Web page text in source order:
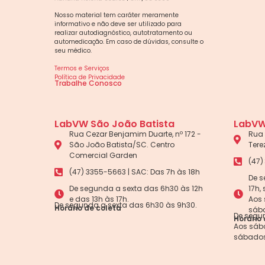
Nosso material tem caráter meramente
informativo e não deve ser utilizado para
realizar autodiagnóstico, autotratamento ou
automedicação. Em caso de dúvidas, consulte o
seu médico.
Termos e Serviços
Política de Privacidade
Trabalhe Conosco
LabVW São João Batista
Rua Cezar Benjamim Duarte, nº 172 -
São João Batista/SC. Centro
Comercial Garden
(47) 3355-5663 | SAC: Das 7h às 18h
De segunda a sexta das 6h30 às 12h
e das 13h às 17h.
Horário de coleta
De segunda a sexta das 6h30 às 9h30.
Rua
(47)
De
Aos
Horário
De
Aos